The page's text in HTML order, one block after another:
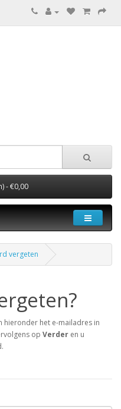
- €0,00
vergeten
hieronder het e-mailadres in
op Verder en u